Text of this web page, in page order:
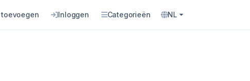
Inloggen Categorieën NL